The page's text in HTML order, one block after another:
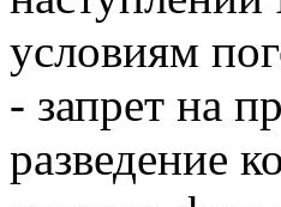
условиям
- запрет на
разведение